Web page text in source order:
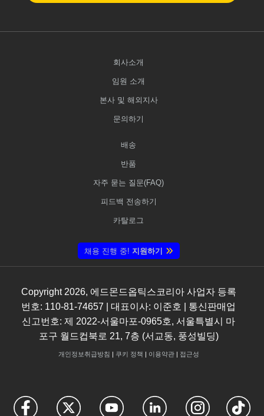
회사소개
임원 소개
본사 및 해외지사
문의하기
배송
반품
자주 묻는 질문(FAQ)
피드백 전송하기
카탈로그
채용 진행 중! 지원하기
Copyright 2026, 에드몬드옵틱스코리아 사업자 등록
번호: 110-81-74657 | 대표이사: 이준호 | 통신판매업
신고번호: 제 2022-서울마포-0965호, 서울특별시 마
포구 월드컵북로 21, 7층 (서교동, 풍성빌딩)
개인정보취급방침 | 쿠키 정책 | 이용약관| 접근성